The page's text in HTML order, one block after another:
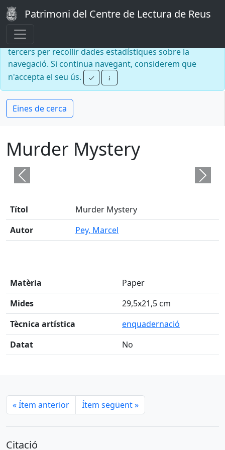
Patrimoni del Centre de Lectura de Reus
Aquesta pàgina web fa servir
tercers per recollir dades estadístiques sobre la
navegació. Si continua navegant, considerem que
n'accepta el seu ús.
Eines de cerca
Murder Mystery
Previous Next
Títol
Murder Mystery
Autor
Pey, Marcel
Matèria
Paper
Mides
29,5x21,5 cm
Tècnica artística
enquadernació
Datat
No
«Ítem anterior Ítem següent»
Citació